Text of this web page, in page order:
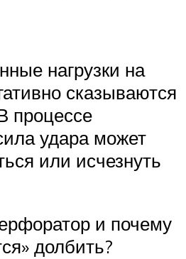
нагрузки на
сказываются
процессе
удара может
или исчезнуть
и почему
долбить?